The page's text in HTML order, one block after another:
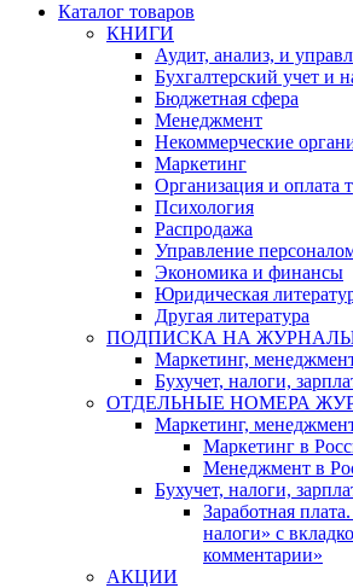
Каталог товаров
КНИГИ
Аудит, анализ, и
Бухгалтерский учет и
Бюджетная сфера
Менеджмент
Некоммерческие
Маркетинг
Организация и оплата
Психология
Распродажа
Управление
Экономика и финансы
Юридическая
Другая литература
ПОДПИСКА НА
Маркетинг,
Бухучет, налоги,
ОТДЕЛЬНЫЕ НОМЕРА
Маркетинг,
Маркетинг в
Менеджмент в
Бухучет, налоги,
Заработная
налоги» с
комментарии»
АКЦИИ